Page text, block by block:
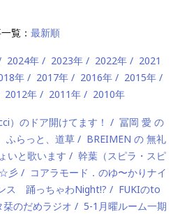
覧： 最新順
2024年 2023年 2022年
2021
年 2017年 2016年
2015年
2012年 2011年 2010年
）のドア開けてます！
冨岡 愛 の
らっと、道草
BREIMEN の 無礼
いと歌います
幹葉（スピラ・スピ
彡
コアラモード．のゆ〜かりナイ
ス 踊っちゃわNight!?
FUKIのto
のだめラジオ
5-1月曜ルーム一期